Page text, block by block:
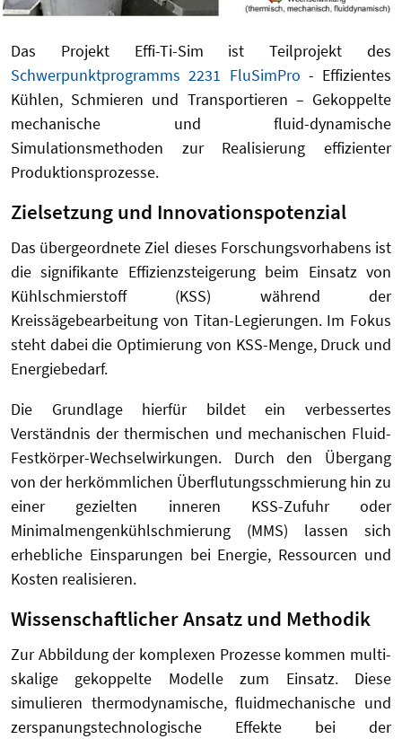
Das Projekt Effi-Ti-Sim ist Teilprojekt des
Schwerpunktprogramms 2231 FluSimPro - Effizientes
Kühlen, Schmieren und Transportieren – Gekoppelte
mechanische und fluid-dynamische
Simulationsmethoden zur Realisierung effizienter
Produktionsprozesse.
Zielsetzung und Innovationspotenzial
Das übergeordnete Ziel dieses Forschungsvorhabens ist
die signifikante Effizienzsteigerung beim Einsatz von
Kühlschmierstoff (KSS) während der
Kreissägebearbeitung von Titan-Legierungen. Im Fokus
steht dabei die Optimierung von KSS-Menge, Druck und
Energiebedarf.
Die Grundlage hierfür bildet ein verbessertes
Verständnis der thermischen und mechanischen Fluid-
Festkörper-Wechselwirkungen. Durch den Übergang
von der herkömmlichen Überflutungsschmierung hin zu
einer gezielten inneren KSS-Zufuhr oder
Minimalmengenkühlschmierung (MMS) lassen sich
erhebliche Einsparungen bei Energie, Ressourcen und
Kosten realisieren.
Wissenschaftlicher Ansatz und Methodik
Zur Abbildung der komplexen Prozesse kommen multi-
skalige gekoppelte Modelle zum Einsatz. Diese
simulieren thermodynamische, fluidmechanische und
zerspanungstechnologische Effekte bei der